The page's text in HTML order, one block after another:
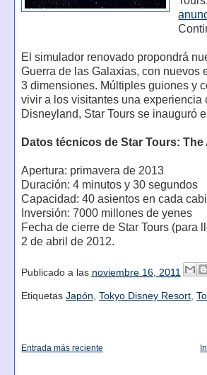
El simulador renovado propondrá
Guerra de las Galaxias, con nuevos
3 dimensiones. Múltiples guiones y
vivir a los visitantes una experiencia
Disneyland, Star Tours se inauguró
Datos técnicos de Star Tours:
Apertura: primavera de 2013
Duración: 4 minutos y 30 segundos
Capacidad: 40 asientos en cada
Inversión: 7000 millones de yenes
Fecha de cierre de Star Tours (para
2 de abril de 2012.
Publicado a las noviembre 16, 2011
Etiquetas Japón, Tokyo Disney Resort,
Entrada más reciente